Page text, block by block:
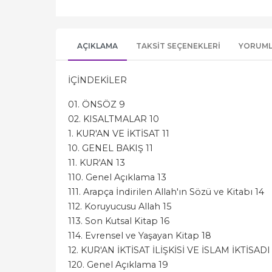
AÇIKLAMA TAKSIT SEÇENEKLERI
İÇİNDEKİLER
01. ÖNSÖZ 9
02. KISALTMALAR 10
1. KUR'AN VE İKTİSAT 11
10. GENEL BAKIŞ 11
11. KUR'AN 13
110. Genel Açıklama 13
111. Arapça İndirilen Allah'ın Sözü ve Kitabı 14
112. Koruyucusu Allah 15
113. Son Kutsal Kitap 16
114. Evrensel ve Yaşayan Kitap 18
12. KUR'AN İKTİSAT İLİŞKİSİ VE İSLAM İKTİSADI
120. Genel Açıklama 19